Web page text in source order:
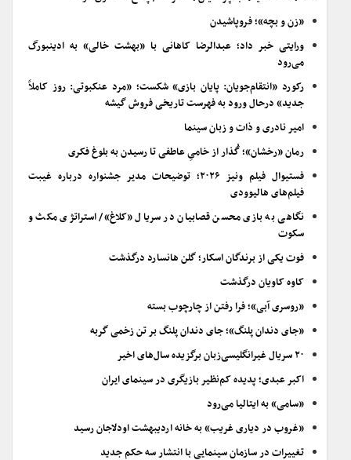
«زن و بچه»؛ فروپاشیدن
ورایتی خبر داد؛ عبدالرضا کاهانی با «بهشت خالی» به ادینبورگ
می‌رود
رکورد «انتقام‌جویان: پایان بازی» شکست؛ «مرد عنکبوتی: روز کاملاً
جدید» درحال ورود به فهرست تاریخی فروش گیشه
امیر نادری و ذات و زبان سینما
رمان «رخشان»؛ گُذار از خامیِ عاطفی تا رسیدن به بلوغ فکری
فستیوال فیلم ونیز ۲۰۲۶؛ توضیحات مدیر جشنواره درباره غیبت
فیلم‌های هالیوودی
نگاهی به بازی محسن قصابیان در سریال «کلاغ»/ استراتژی مکث و
سکوت
فوت یکی از برندگان اسکار؛ گلن هانسارد درگذشت
کاوه کاویان درگذشت
«روسری آبی»؛ فرا رفتن از چارچوب بسته
«جای دندان پلنگ»؛ جای دندان پلنگ بر تن زخمی گربه
۲۰ سریال غیرانگلیسی‌زبان برگزیده سال‌های اخیر
اکبر عبدی؛ پدیده کم‌نظیر بازیگری در سینمای ایران
«سامی» به ایتالیا می‌رود
«غروب در دیاری غریب» به خانه اردیبهشت اودلاجان رسید
تغییرات در سازمان سینمایی با انتشار سه حکم جدید